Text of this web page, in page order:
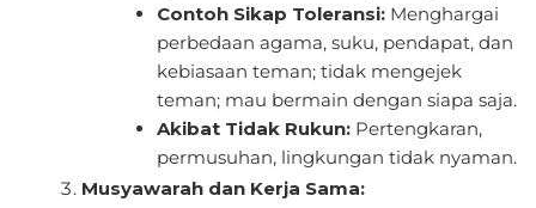
Contoh Sikap Toleransi:Menghargai
perbedaan agama, suku, pendapat, dan
kebiasaan teman; tidak mengejek
teman; mau bermain dengan siapa saja.
Akibat Tidak Rukun:Pertengkaran,
permusuhan, lingkungan tidak nyaman.
Musyawarah dan Kerja Sama: